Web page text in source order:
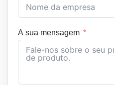
A sua mensagem